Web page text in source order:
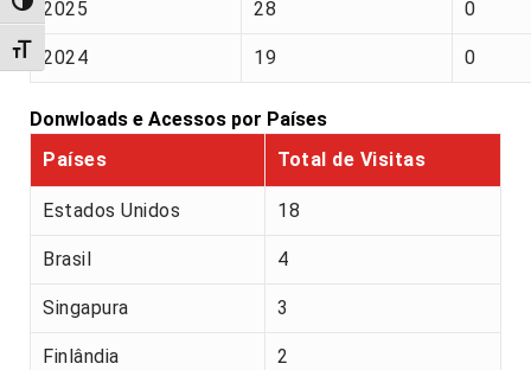
Alternar alto contraste
Alternar tamanho da fonte
2025 28 0
2024 19 0
Donwloads e Acessos por Países
Países
Total de Visitas
Estados Unidos 18
Brasil 4
Singapura 3
Finlândia 2